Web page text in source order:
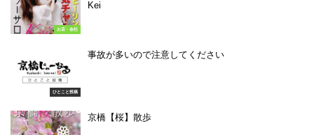
お店・会社
Kei
ひとこと投稿
事故が多いので注意してください
京橋【桜】散歩